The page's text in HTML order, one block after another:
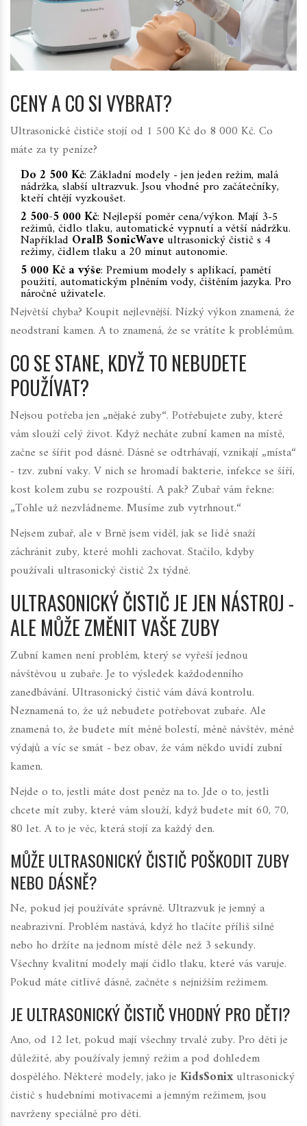
CENY A CO SI VYBRAT?
Ultrasonické čističe stojí od 1 500 Kč do 8 000 Kč. Co
máte za ty peníze?
Do 2 500 Kč: Základní modely - jen jeden režim, malá
nádržka, slabší ultrazvuk. Jsou vhodné pro začátečníky,
kteří chtějí vyzkoušet.
2 500-5 000 Kč: Nejlepší poměr cena/výkon. Mají 3-5
režimů, čidlo tlaku, automatické vypnutí a větší nádržku.
Například OralB SonicWaveultrasonický čistič s 4
režimy, čidlem tlaku a 20 minut autonomie.
5 000 Kč a výše: Premium modely s aplikací, pamětí
použití, automatickým plněním vody, čištěním jazyka. Pro
náročné uživatele.
Největší chyba? Koupit nejlevnější. Nízký výkon znamená, že
neodstraní kamen. A to znamená, že se vrátíte k problémům.
CO SE STANE, KDYŽ TO NEBUDETE
POUŽÍVAT?
Nejsou potřeba jen „nějaké zuby“. Potřebujete zuby, které
vám slouží celý život. Když necháte zubní kamen na místě,
začne se šířit pod dásně. Dásně se odtrhávají, vznikají „místa“
- tzv. zubní vaky. V nich se hromadí bakterie, infekce se šíří,
kost kolem zubu se rozpouští. A pak? Zubař vám řekne:
„Tohle už nezvládneme. Musíme zub vytrhnout.“
Nejsem zubař, ale v Brně jsem viděl, jak se lidé snaží
záchránit zuby, které mohli zachovat. Stačilo, kdyby
používali ultrasonický čistič 2x týdně.
ULTRASONICKÝ ČISTIČ JE JEN NÁSTROJ -
ALE MŮŽE ZMĚNIT VAŠE ZUBY
Zubní kamen není problém, který se vyřeší jednou
návštěvou u zubaře. Je to výsledek každodenního
zanedbávání. Ultrasonický čistič vám dává kontrolu.
Neznamená to, že už nebudete potřebovat zubaře. Ale
znamená to, že budete mít méně bolestí, méně návštěv, méně
výdajů a víc se smát - bez obav, že vám někdo uvidí zubní
kamen.
Nejde o to, jestli máte dost peněz na to. Jde o to, jestli
chcete mít zuby, které vám slouží, když budete mít 60, 70,
80 let. A to je věc, která stojí za každý den.
MŮŽE ULTRASONICKÝ ČISTIČ POŠKODIT ZUBY
NEBO DÁSNĚ?
Ne, pokud jej používáte správně. Ultrazvuk je jemný a
neabrazivní. Problém nastává, když ho tlačíte příliš silně
nebo ho držíte na jednom místě déle než 3 sekundy.
Všechny kvalitní modely mají čidlo tlaku, které vás varuje.
Pokud máte citlivé dásně, začněte s nejnižším režimem.
JE ULTRASONICKÝ ČISTIČ VHODNÝ PRO DĚTI?
Ano, od 12 let, pokud mají všechny trvalé zuby. Pro děti je
důležité, aby používaly jemný režim a pod dohledem
dospělého. Některé modely, jako je KidsSonixultrasonický
čistič s hudebními motivacemi a jemným režimem, jsou
navrženy speciálně pro děti.